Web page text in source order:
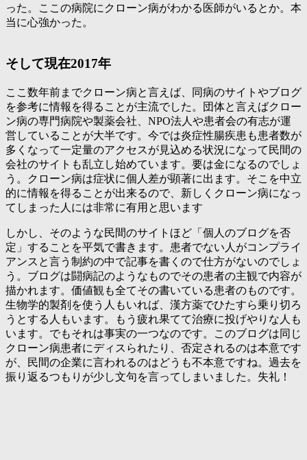
った。ここの病院にクローン病がわかる医師がいるとか。本
当に心強かった。
そして現在2017年
ここ数年前までクローン病と言えば、同病のサイトやブログ
を参考に情報を得ることが主流でした。団体と言えばクロー
ン病の専門病院や製薬会社、NPO法人や患者会の有志が運
営していることが大半です。今では炎症性腸疾患も患者数が
多くなって一定量のアクセスが見込める状況になって民間の
会社のサイトも乱立し始めています。要は金になるのでしょ
う。クローン病は症状に個人差が顕著に出ます。そこを中立
的に情報を得ることが出来るので、新しくクローン病になっ
てしまった人には非常に有用と思います
しかし、そのような民間のサイトほど「 個人のブログを否
定 」することを平気で書きます。患者でない人がコンプライ
アンスと言う制約の中で記事を書くので仕方がないのでしょ
う。ブログは闘病記のようなものでその患者の主観で内容が
描かれます。価値観も全てその書いている患者のものです。
生物学的製剤を使う人もいれば、漢方薬でひたすら乗り切ろ
うとする人もいます。もう疲れ果てて治療に投げやりな人も
います。でもそれは事実の一つなのです。このブログは同じ
クローン病患者にディスられたり、否定されるのは本意です
が、民間の企業に言われるのはどうも不本意ですね。過去を
振り返るつもりが少し文句を言ってしまいました。失礼！